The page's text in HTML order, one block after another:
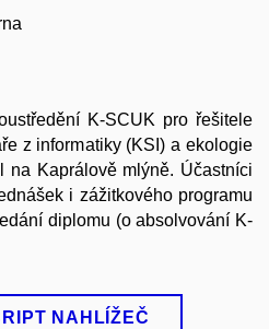
K-SCUK pro řešitele
z informatiky (KSI) a ekologie
na Kaprálově mlýně. Účastníci
i zážitkového programu
diplomu (o absolvování K-
NAHLÍŽEČ